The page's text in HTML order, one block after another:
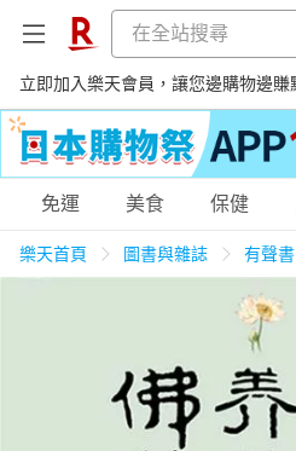
立即加入樂天會員，讓您邊購物邊賺
購物網分類
3C家電
免運 美食 保健
樂天首頁 圖書與雜誌 有聲書